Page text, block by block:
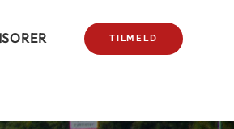
TILMELD